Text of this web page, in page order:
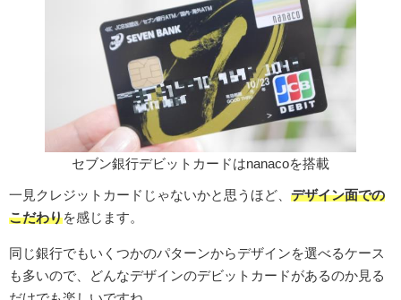
セブン銀行デビットカードはnanacoを搭載
一見クレジットカードじゃないかと思うほど、 デザイン面での
こだわりを感じます。
同じ銀行でもいくつかのパターンからデザインを選べるケース
も多いので、どんなデザインのデビットカードがあるのか見る